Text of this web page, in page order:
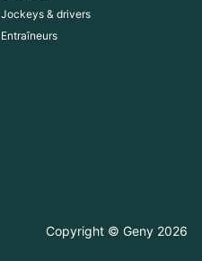
Jockeys & drivers
Entraîneurs
Copyright © Geny 2026